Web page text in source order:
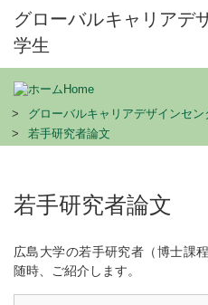
グローバルキャリアデ
学生
Home
グローバルキャリアデザインセ
若手研究者論文
若手研究者論文
広島大学の若手研究者（博士課
随時、ご紹介します。